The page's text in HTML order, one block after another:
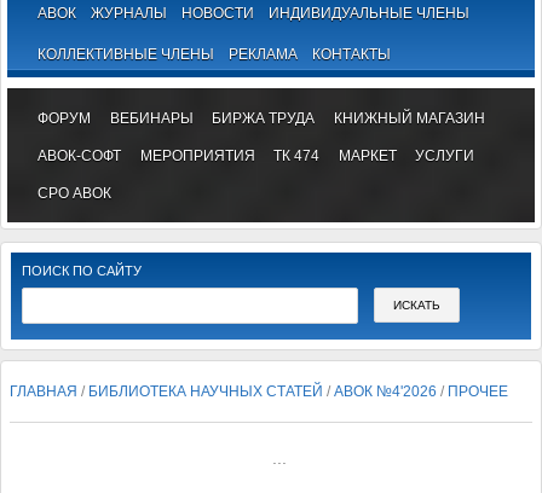
АВОК ЖУРНАЛЫ НОВОСТИ ИНДИВИДУАЛЬНЫЕ ЧЛЕНЫ
КОЛЛЕКТИВНЫЕ ЧЛЕНЫ РЕКЛАМА КОНТАКТЫ
ФОРУМ ВЕБИНАРЫ БИРЖА ТРУДА КНИЖНЫЙ МАГАЗИН
АВОК-СОФТ МЕРОПРИЯТИЯ ТК 474 МАРКЕТ УСЛУГИ
СРО АВОК
ПОИСК ПО САЙТУ
ГЛАВНАЯ / БИБЛИОТЕКА НАУЧНЫХ СТАТЕЙ /АВОК №4'2026 / ПРОЧЕЕ